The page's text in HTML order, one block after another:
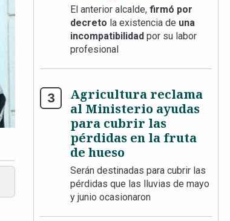
El anterior alcalde, firmó por
decreto la existencia de una
incompatibilidad por su labor
profesional
Agricultura reclama
al Ministerio ayudas
para cubrir las
pérdidas en la fruta
de hueso
Serán destinadas para cubrir las
pérdidas que las lluvias de mayo
y junio ocasionaron